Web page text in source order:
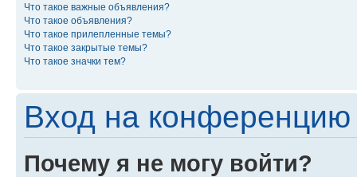
Что такое важные объявления?
Что такое объявления?
Что такое прилепленные темы?
Что такое закрытые темы?
Что такое значки тем?
Вход на конференцию
Почему я не могу войти?